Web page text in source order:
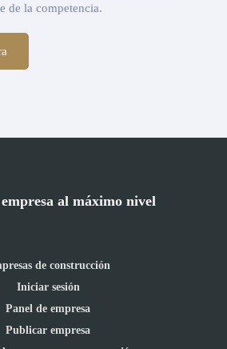
de la competencia.
al máximo nivel
de construcción
Iniciar sesión
Panel de empresa
Publicar empresa